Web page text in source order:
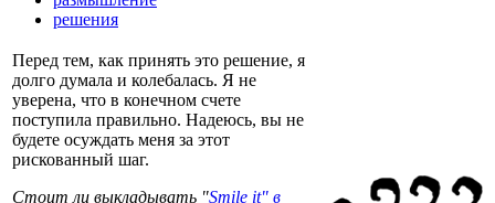
решения
Перед тем, как принять это решение, я
долго думала и колебалась. Я не
уверена, что в конечном счете
поступила правильно. Надеюсь, вы не
будете осуждать меня за этот
рискованный шаг.
Стоит ли выкладывать "Smile it" в